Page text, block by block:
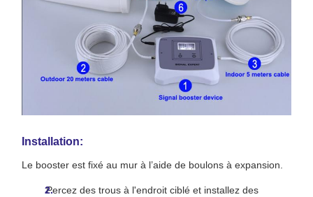
Installation:
Le booster est fixé au mur à l’aide de boulons à expansion.
Percez des trous à l'endroit ciblé et installez des